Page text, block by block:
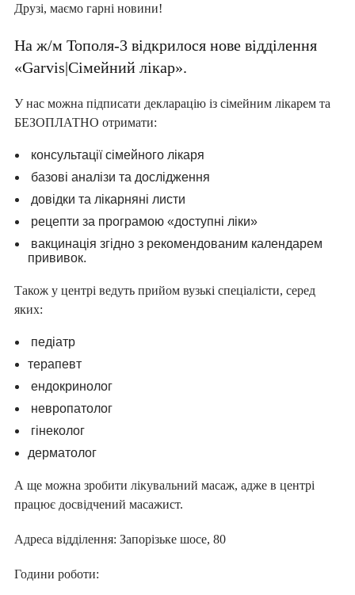
Друзі, маємо гарні новини!
На ж/м Тополя-3 відкрилося нове відділення
«Garvis|Сімейний лікар».
У нас можна підписати декларацію із сімейним лікарем та
БЕЗОПЛАТНО отримати:
консультації сімейного лікаря
базові аналізи та дослідження
довідки та лікарняні листи
рецепти за програмою «доступні ліки»
вакцинація згідно з рекомендованим календарем
прививок.
Також у центрі ведуть прийом вузькі спеціалісти, серед
яких:
педіатр
терапевт
ендокринолог
невропатолог
гінеколог
дерматолог
А ще можна зробити лікувальний масаж, адже в центрі
працює досвідчений масажист.
Адреса відділення: Запорізьке шосе, 80
Години роботи: